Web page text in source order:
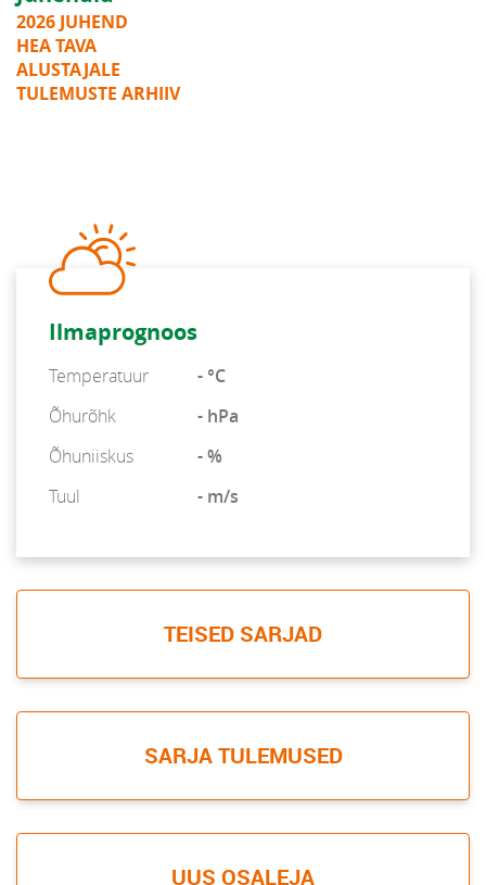
2026 JUHEND
HEA TAVA
ALUSTAJALE
TULEMUSTE ARHIIV
Ilmaprognoos
Temperatuur
- °C
Õhurõhk
- hPa
Õhuniiskus
- %
Tuul
- m/s
TEISED SARJAD
SARJA TULEMUSED
UUS OSALEJA